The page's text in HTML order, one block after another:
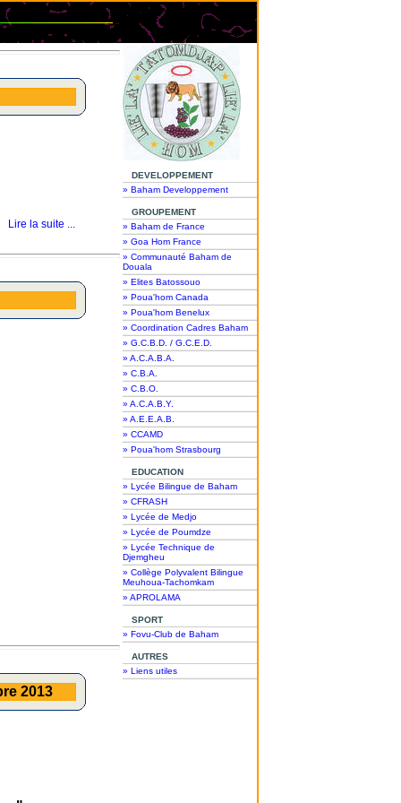
DEVELOPPEMENT
» Baham Developpement
GROUPEMENT
» Baham de France
» Goa Hom France
» Communauté Baham de
Douala
» Elites Batossouo
» Poua'hom Canada
» Poua'hom Benelux
» Coordination Cadres Baham
» G.C.B.D. / G.C.E.D.
» A.C.A.B.A.
» C.B.A.
» C.B.O.
» A.C.A.B.Y.
» A.E.E.A.B.
» CCAMD
» Poua'hom Strasbourg
EDUCATION
» Lycée Bilingue de Baham
» CFRASH
» Lycée de Medjo
» Lycée de Poumdze
» Lycée Technique de
Djemgheu
» Collège Polyvalent Bilingue
Meuhoua-Tachomkam
» APROLAMA
SPORT
» Fovu-Club de Baham
AUTRES
» Liens utiles
Lire la suite ...
2013